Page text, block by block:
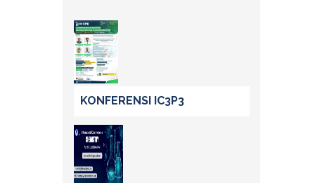
KONFERENSI IC3P3